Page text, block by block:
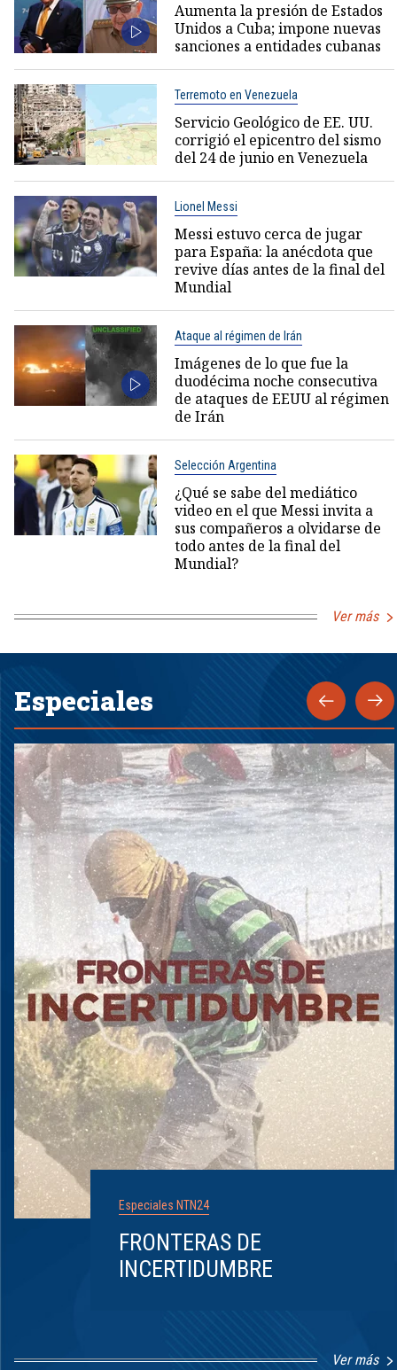
Aumenta la presión de Estados
Unidos a Cuba; impone nuevas
sanciones a entidades cubanas
Terremoto en Venezuela
Servicio Geológico de EE. UU.
corrigió el epicentro del sismo
del 24 de junio en Venezuela
Lionel Messi
Messi estuvo cerca de jugar
para España: la anécdota que
revive días antes de la final del
Mundial
Ataque al régimen de Irán
Imágenes de lo que fue la
duodécima noche consecutiva
de ataques de EEUU al régimen
de Irán
Selección Argentina
¿Qué se sabe del mediático
video en el que Messi invita a
sus compañeros a olvidarse de
todo antes de la final del
Mundial?
Ver más
Especiales
Especiales NTN24
FRONTERAS DE
INCERTIDUMBRE
Ver más